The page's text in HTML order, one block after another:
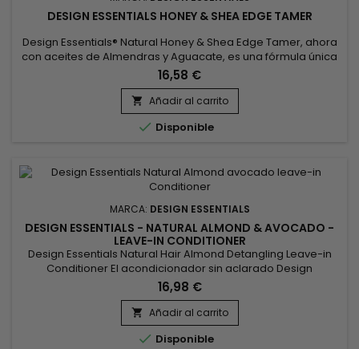
DESIGN ESSENTIALS HONEY & SHEA EDGE TAMER
Design Essentials® Natural Honey & Shea Edge Tamer, ahora
con aceites de Almendras y Aguacate, es una fórmula única
no grasa con ingredientes humectantes de Miel y manteca
de Karité para brindar un brillo fabuloso sin residuos
acumulados.&nbsp; Nuestro Honey & Shea Edge Tamer
ofrece una fijación firme y duradera, fija de forma segura la
línea...
16,58 €
 Añadir al carrito
 Disponible
MARCA: DESIGN ESSENTIALS
DESIGN ESSENTIALS - NATURAL ALMOND & AVOCADO -
LEAVE-IN CONDITIONER
Design Essentials Natural Hair Almond Detangling Leave-in
Conditioner El acondicionador sin aclarado Design
Essentials® Natural Almond and Avocado Detangling Leave-
In Conditioner, elaborado con ingredientes botánicos
nutritivos y vitamina E, es un acondicionador hidratante ligero
que suaviza la melena al tiempo que alisa la cutícula del
cabello y...
16,98 €
 Añadir al carrito
 Disponible